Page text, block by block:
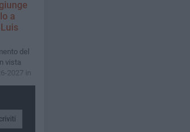
a
del
vista
2027 in